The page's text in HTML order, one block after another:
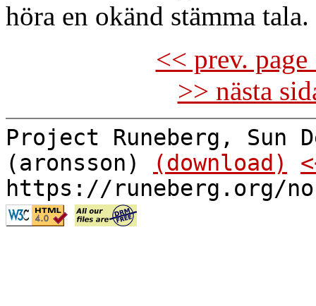
höra en okänd stämma tala.
<< prev.
>> nästa
Project Runeberg, Sun
(aronsson)
(download)
https://runeberg.org/